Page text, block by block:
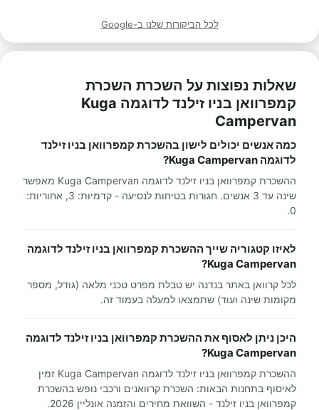
לכל הביקורות שלנו ב-Google
שאלות נפוצות על השכרת השכרת
קמפרוואן בניו זילנד לדוגמה Kuga
Campervan
כמה אנשים יכולים לישון בהשכרת קמפרוואן בניו זילנד
לדוגמה Kuga Campervan?
ההשכרת קמפרוואן בניו זילנד לדוגמה Kuga Campervan מאפשר
שינה עד 3 אנשים. חגורות בטיחות לנסיעה - קדמיות: 3, אחוריות:
0.
לאיזו קטגוריה שייך ההשכרת קמפרוואן בניו זילנד לדוגמה
Kuga Campervan?
לכל קרוואן באתר בנדנה יש טבלת מפרט טכני מלאה (גודל, מספר
מקומות שינה ועוד) שתמצאו למעלה בעמוד זה.
היכן ניתן לאסוף את ההשכרת קמפרוואן בניו זילנד לדוגמה
Kuga Campervan?
ההשכרת קמפרוואן בניו זילנד לדוגמה Kuga Campervan זמין
לאיסוף בתחנות הבאות: השכרת קרוואנים ורכבי נופש בהשכרת
קמפרוואן בניו זילנד - השוואת מחירים והזמנה אונליין 2026.